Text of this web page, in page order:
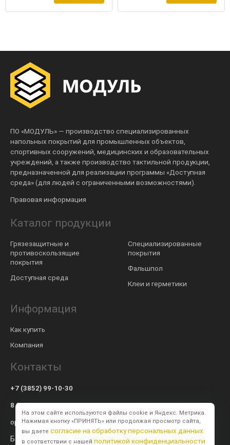
ПО «МОДУЛЬ» — производство специализированных
напольных покрытий для промышленных объектов,
спортивных сооружений, медицинских и образовательных
учреждений, а также производство тактильной продукции,
предназначенной для реализации программы «Доступная
среда» (для людей с ограниченными возможностями).
Правовая информация
Каталог продукции
Грязезащитные и
противоскользящие
покрытия
Доступная среда
Специализированные
покрытия
Фальшпол
Клеи и герметики
Информация
Как купить
Компания
Контакты
+7 (3852) 99-10-30
8 800 600-57-94
op@modulsib.ru
Барнаул
На этом сайте используются файлы cookie и Яндекс. Метрика.
Нажимая кнопку «ПРИНЯТЬ» или продолжая просмотр сайта,
вы даете согласие на обработку персональных данных
в соответствии с нашей политикой конфиденциальности